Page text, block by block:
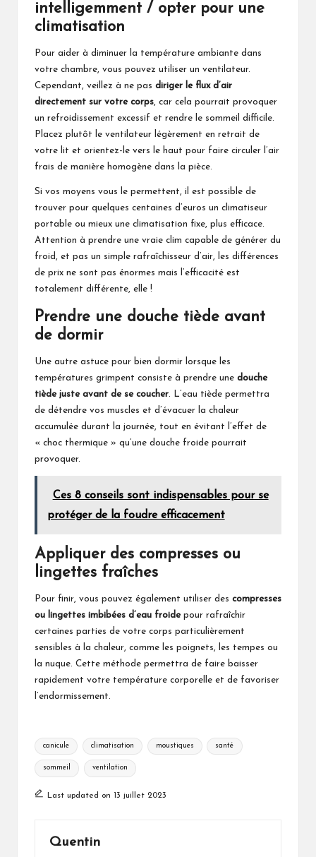
intelligemment / opter pour une
climatisation
Pour aider à diminuer la température ambiante dans
votre chambre, vous pouvez utiliser un ventilateur.
Cependant, veillez à ne pas diriger le flux d’air
directement sur votre corps, car cela pourrait provoquer
un refroidissement excessif et rendre le sommeil difficile.
Placez plutôt le ventilateur légèrement en retrait de
votre lit et orientez-le vers le haut pour faire circuler l’air
frais de manière homogène dans la pièce.
Si vos moyens vous le permettent, il est possible de
trouver pour quelques centaines d’euros un climatiseur
portable ou mieux une climatisation fixe, plus efficace.
Attention à prendre une vraie clim capable de générer du
froid, et pas un simple rafraîchisseur d’air, les différences
de prix ne sont pas énormes mais l’efficacité est
totalement différente, elle !
Prendre une douche tiède avant
de dormir
Une autre astuce pour bien dormir lorsque les
températures grimpent consiste à prendre une douche
tiède juste avant de se coucher. L’eau tiède permettra
de détendre vos muscles et d’évacuer la chaleur
accumulée durant la journée, tout en évitant l’effet de
« choc thermique » qu’une douche froide pourrait
provoquer.
Ces 8 conseils sont indispensables pour se
protéger de la foudre efficacement
Appliquer des compresses ou
lingettes fraîches
Pour finir, vous pouvez également utiliser des compresses
ou lingettes imbibées d’eau froidepour rafraîchir
certaines parties de votre corps particulièrement
sensibles à la chaleur, comme les poignets, les tempes ou
la nuque. Cette méthode permettra de faire baisser
rapidement votre température corporelle et de favoriser
l’endormissement.
Tags:
canicule climatisation moustiques santé
sommeil ventilation
Last updated on 13 juillet 2023
Quentin